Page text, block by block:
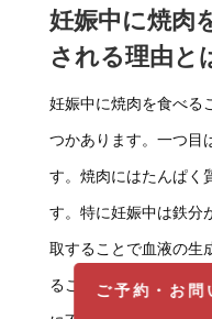
ご予約・お問
妊娠中に焼肉
される理由と
妊娠中に焼肉を食べる
つかあります。一つ目
す。焼肉にはたんぱく
す。特に妊娠中は鉄分
取することで血液の生
ることが期待されます